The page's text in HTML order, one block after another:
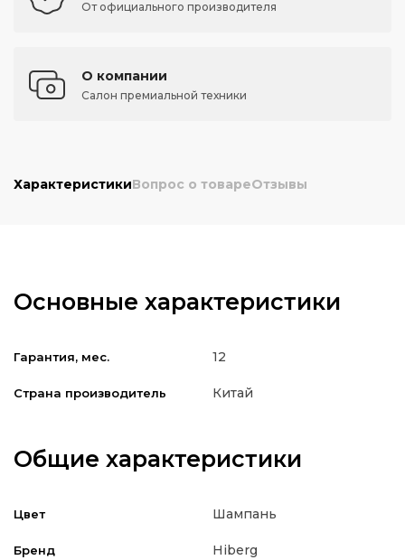
От официального производителя
О компании
Салон премиальной техники
ХарактеристикиВопрос о товареОтзывы
Основные характеристики
Гарантия, мес. 12
Страна производитель Китай
Общие характеристики
Цвет Шампань
Бренд Hiberg